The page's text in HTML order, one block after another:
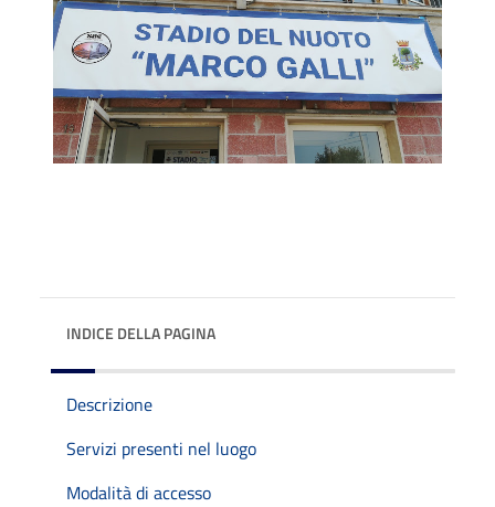
INDICE DELLA PAGINA
Descrizione
Servizi presenti nel luogo
Modalità di accesso